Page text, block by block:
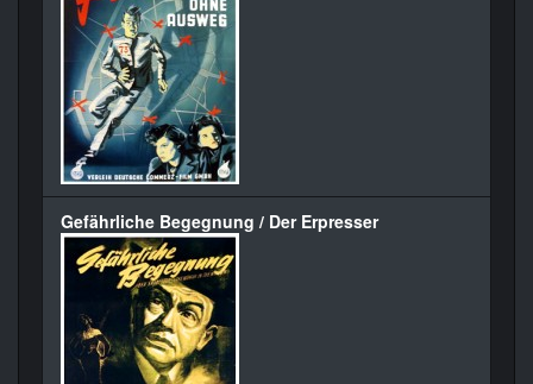
Gefährliche Begegnung / Der Erpresser